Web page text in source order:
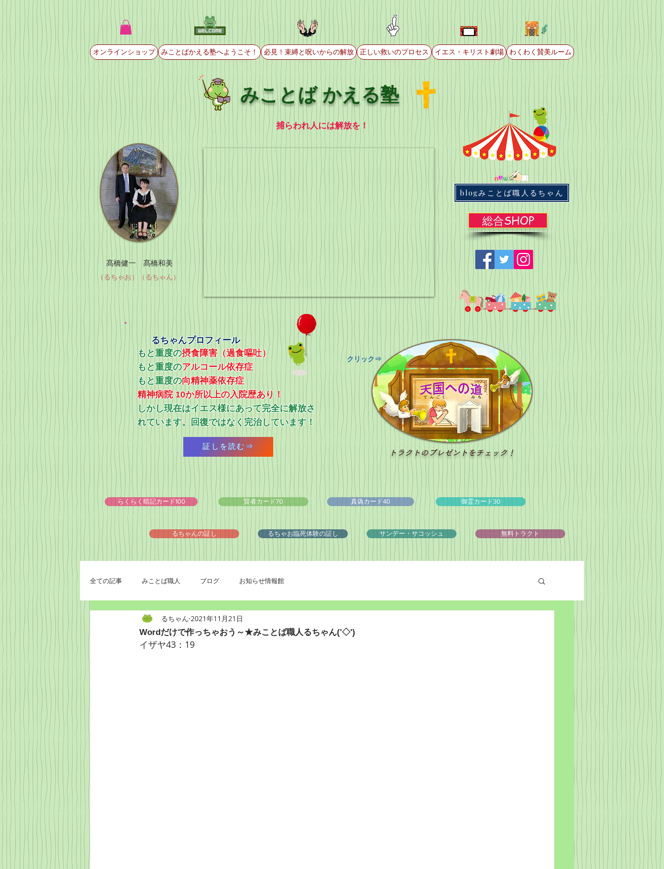
オンラインショップ みことばかえる塾へようこそ！ 必見！束縛と呪いからの解放 正しい救いのプロセス イエス・キリスト劇場 わくわく賛美ルーム
髙橋健一 髙橋和美
（るちゃお）（るちゃん）
みことば かえる塾
捕らわれ人には解放を！
blogみことば職人るちゃん
総合SHOP
るちゃんプロフィール
もと重度の摂食障害（過食嘔吐）
もと重度のアルコール依存症
​もと重度の向精神薬依存症
精神病院 10か所以上の入院歴あり！
​しかし現在はイエス様にあって完全に解放さ
れています。回復ではなく完治しています！
証しを読む⇒
​クリック⇒
トラクトのプレゼントをチェック！
らくらく暗記カード100 賢者カード70 真偽カード40 御霊カード30
るちゃんの証し るちゃお臨死体験の証し サンデー・サコッシュ 無料トラクト
全ての記事 みことば職人 ブログ お知らせ情報館
Wordだけで作っちゃおう～★みことば職人るちゃん('◇')ゞ
るちゃん 2021年11月21日
イザヤ43：19